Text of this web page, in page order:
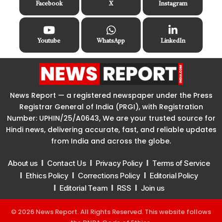
Facebook X Instagram
Youtube WhatsApp LinkedIn
News Report — a registered newspaper under the Press
Registrar General of India (PRGI), with Registration
Number: UPHIN/25/A0643, We are your trusted source for
Hindi news, delivering accurate, fast, and reliable updates
from India and across the globe.
About us Contact Us Privacy Policy
Terms of Service
Ethics Policy
Corrections Policy
Editorial Policy
Editorial Team
RSS Join us
© 2026 News Report. All Rights Reserved. This website follows